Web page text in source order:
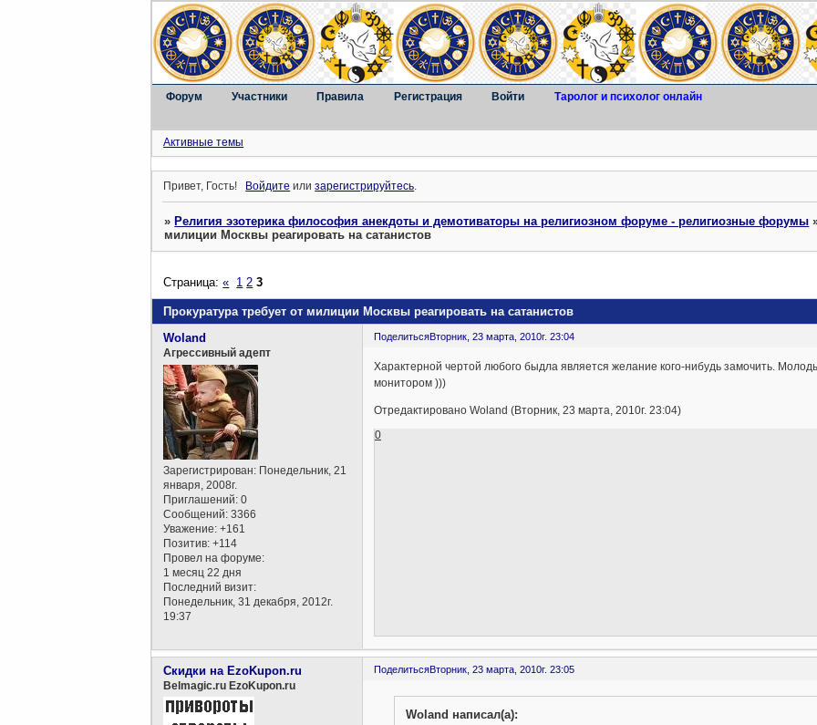
Форум Участники Правила Регистрация Войти Таролог и психолог онлайн
Активные темы
Привет, Гость! Войдите илизарегистрируйтесь.
»Религия эзотерика философия анекдоты и демотиваторы на религиозном форуме - религиозные форумы
милиции Москвы реагировать на сатанистов
Прокуратура требует от милиции Москвы реагировать на сатанистов
Страница:« 1 2 3
ПоделитьсяВторник, 23 марта, 2010г. 23:04
Woland
Агрессивный адепт
Зарегистрирован: Понедельник, 21
января, 2008г.
Приглашений: 0
Сообщений: 3366
Уважение: +161
Позитив: +114
Провел на форуме:
1 месяц 22 дня
Последний визит:
Понедельник, 31 декабря, 2012г.
19:37
Характерной чертой любого быдла является желание кого-нибудь замочить.
монитором )))
Отредактировано Woland (Вторник, 23 марта, 2010г. 23:04)
0
ПоделитьсяВторник, 23 марта, 2010г. 23:05
Скидки на EzoKupon.ru
Belmagic.ru EzoKupon.ru
Woland написал(а):